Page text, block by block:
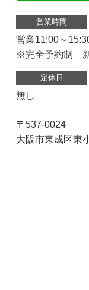
営業時間
営業11:00～
※完全予約制
定休日
無し
〒537-0024
大阪市東成区東